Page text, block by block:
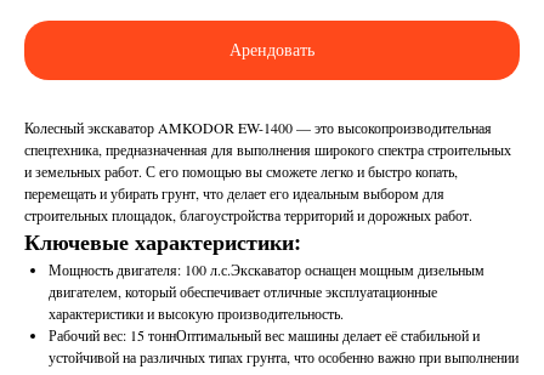
Арендовать
Колесный экскаватор AMKODOR EW-1400 — это высокопроизводительная
спецтехника, предназначенная для выполнения широкого спектра строительных
и земельных работ. С его помощью вы сможете легко и быстро копать,
перемещать и убирать грунт, что делает его идеальным выбором для
строительных площадок, благоустройства территорий и дорожных работ.
Ключевые характеристики:
Мощность двигателя: 100 л.с.Экскаватор оснащен мощным дизельным
двигателем, который обеспечивает отличные эксплуатационные
характеристики и высокую производительность.
Рабочий вес: 15 тоннОптимальный вес машины делает её стабильной и
устойчивой на различных типах грунта, что особенно важно при выполнении